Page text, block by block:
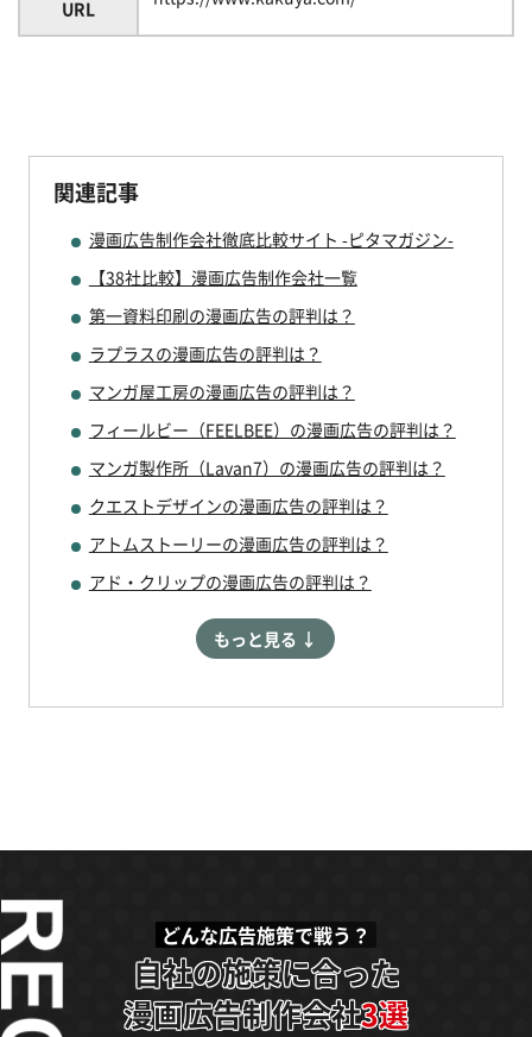
URL
関連記事
漫画広告制作会社徹底比較サイト -ピタマガジン-
【38社比較】漫画広告制作会社一覧
第一資料印刷の漫画広告の評判は？
ラプラスの漫画広告の評判は？
マンガ屋工房の漫画広告の評判は？
フィールビー（FEELBEE）の漫画広告の評判は？
マンガ製作所（Lavan7）の漫画広告の評判は？
クエストデザインの漫画広告の評判は？
アトムストーリーの漫画広告の評判は？
アド・クリップの漫画広告の評判は？
もっと見る ↓
どんな広告施策で戦う？
自社の施策に合った
漫画広告制作会社3選